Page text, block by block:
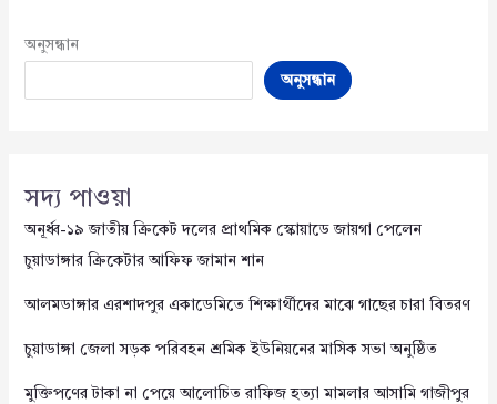
অনুসন্ধান
অনুসন্ধান
সদ্য পাওয়া
অনূর্ধ্ব-১৯ জাতীয় ক্রিকেট দলের প্রাথমিক স্কোয়াডে জায়গা পেলেন
চুয়াডাঙ্গার ক্রিকেটার আফিফ জামান শান
আলমডাঙ্গার এরশাদপুর একাডেমিতে শিক্ষার্থীদের মাঝে গাছের চারা বিতরণ
চুয়াডাঙ্গা জেলা সড়ক পরিবহন শ্রমিক ইউনিয়নের মাসিক সভা অনুষ্ঠিত
মুক্তিপণের টাকা না পেয়ে আলোচিত রাফিজ হত্যা মামলার আসামি গাজীপুর